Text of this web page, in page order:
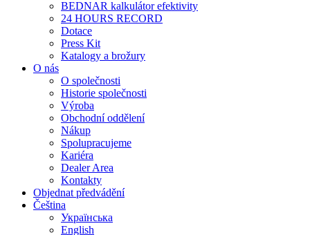
BEDNAR kalkulátor efektivity
24 HOURS RECORD
Dotace
Press Kit
Katalogy a brožury
O nás
O společnosti
Historie společnosti
Výroba
Obchodní oddělení
Nákup
Spolupracujeme
Kariéra
Dealer Area
Kontakty
Objednat předvádění
Čeština
Українська
English